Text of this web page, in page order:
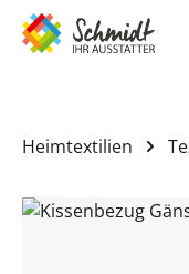
springen
Heimtextilien
Bildergalerie